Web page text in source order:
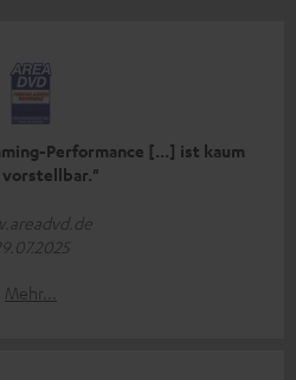
Performance [...] ist kaum
vorstellbar."
29.07.2025
Mehr...